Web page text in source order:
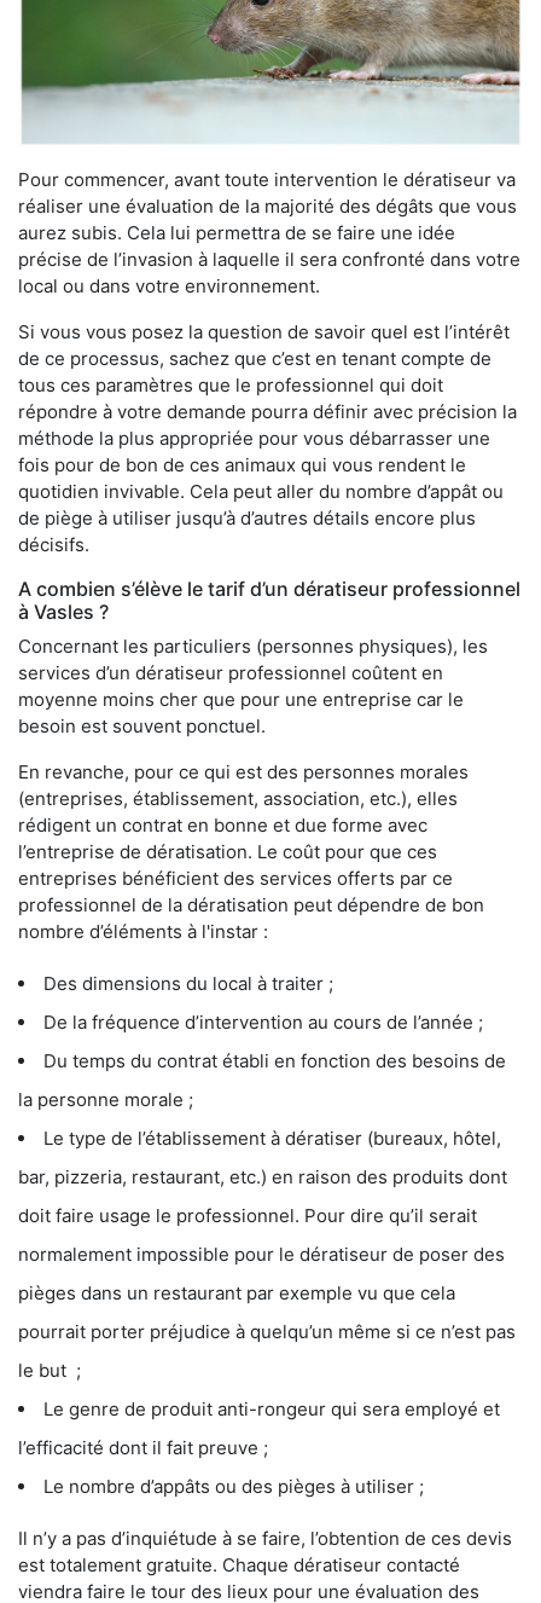
Pour commencer, avant toute intervention le dératiseur va
réaliser une évaluation de la majorité des dégâts que vous
aurez subis. Cela lui permettra de se faire une idée
précise de l’invasion à laquelle il sera confronté dans votre
local ou dans votre environnement.
Si vous vous posez la question de savoir quel est l’intérêt
de ce processus, sachez que c’est en tenant compte de
tous ces paramètres que le professionnel qui doit
répondre à votre demande pourra définir avec précision la
méthode la plus appropriée pour vous débarrasser une
fois pour de bon de ces animaux qui vous rendent le
quotidien invivable. Cela peut aller du nombre d’appât ou
de piège à utiliser jusqu’à d’autres détails encore plus
décisifs.
A combien s’élève le tarif d’un dératiseur professionnel
à Vasles ?
Concernant les particuliers (personnes physiques), les
services d’un dératiseur professionnel coûtent en
moyenne moins cher que pour une entreprise car le
besoin est souvent ponctuel.
En revanche, pour ce qui est des personnes morales
(entreprises, établissement, association, etc.), elles
rédigent un contrat en bonne et due forme avec
l’entreprise de dératisation. Le coût pour que ces
entreprises bénéficient des services offerts par ce
professionnel de la dératisation peut dépendre de bon
nombre d’éléments à l'instar :
Des dimensions du local à traiter ;
De la fréquence d’intervention au cours de l’année ;
Du temps du contrat établi en fonction des besoins de
la personne morale ;
Le type de l’établissement à dératiser (bureaux, hôtel,
bar, pizzeria, restaurant, etc.) en raison des produits dont
doit faire usage le professionnel. Pour dire qu’il serait
normalement impossible pour le dératiseur de poser des
pièges dans un restaurant par exemple vu que cela
pourrait porter préjudice à quelqu’un même si ce n’est pas
le but ;
Le genre de produit anti-rongeur qui sera employé et
l’efficacité dont il fait preuve ;
Le nombre d’appâts ou des pièges à utiliser ;
Il n’y a pas d’inquiétude à se faire, l’obtention de ces devis
est totalement gratuite. Chaque dératiseur contacté
viendra faire le tour des lieux pour une évaluation des